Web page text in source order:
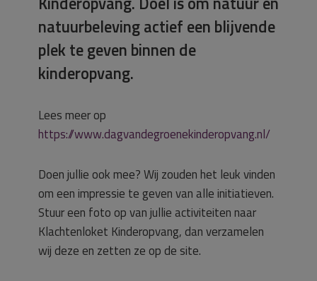
natuurbeleving actief een blijvende
plek te geven binnen de
kinderopvang.
Lees meer op
https://www.dagvandegroenekinderopvang.nl/
Doen jullie ook mee? Wij zouden het leuk vinden
om een impressie te geven van alle initiatieven.
Stuur een foto op van jullie activiteiten naar
Klachtenloket Kinderopvang, dan verzamelen
wij deze en zetten ze op de site.